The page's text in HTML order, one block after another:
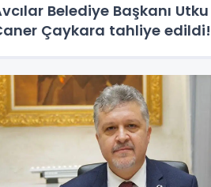
Belediye Başkanı Utku
Çaykara tahliye edildi!